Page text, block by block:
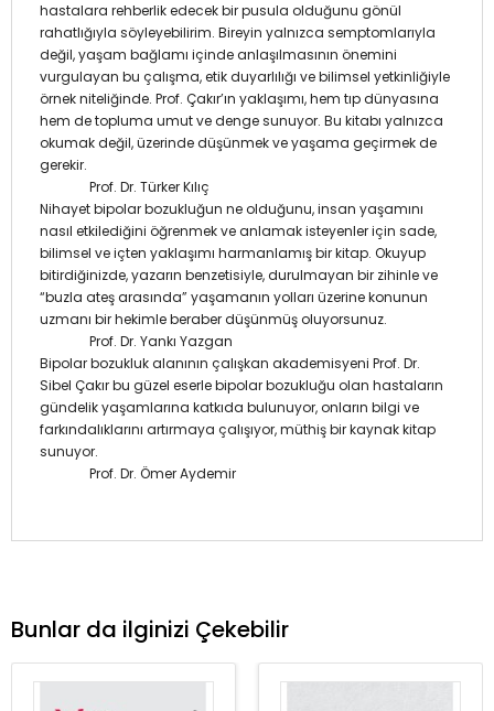
hastalara rehberlik edecek bir pusula olduğunu gönül
rahatlığıyla söyleyebilirim. Bireyin yalnızca semptomlarıyla
değil, yaşam bağlamı içinde anlaşılmasının önemini
vurgulayan bu çalışma, etik duyarlılığı ve bilimsel yetkinliğiyle
örnek niteliğinde. Prof. Çakır’ın yaklaşımı, hem tıp dünyasına
hem de topluma umut ve denge sunuyor. Bu kitabı yalnızca
okumak değil, üzerinde düşünmek ve yaşama geçirmek de
gerekir.
Prof. Dr. Türker Kılıç
Nihayet bipolar bozukluğun ne olduğunu, insan yaşamını
nasıl etkilediğini öğrenmek ve anlamak isteyenler için sade,
bilimsel ve içten yaklaşımı harmanlamış bir kitap. Okuyup
bitirdiğinizde, yazarın benzetisiyle, durulmayan bir zihinle ve
“buzla ateş arasında” yaşamanın yolları üzerine konunun
uzmanı bir hekimle beraber düşünmüş oluyorsunuz.
Prof. Dr. Yankı Yazgan
Bipolar bozukluk alanının çalışkan akademisyeni Prof. Dr.
Sibel Çakır bu güzel eserle bipolar bozukluğu olan hastaların
gündelik yaşamlarına katkıda bulunuyor, onların bilgi ve
farkındalıklarını artırmaya çalışıyor, müthiş bir kaynak kitap
sunuyor.
Prof. Dr. Ömer Aydemir
Bunlar da ilginizi Çekebilir